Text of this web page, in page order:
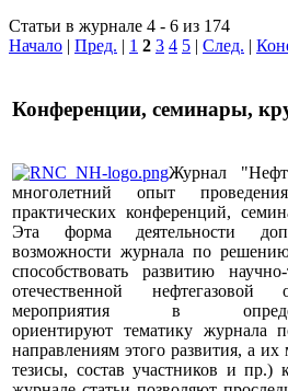
Статьи в журнале 4 - 6 из 174
Начало | Пред. | 1 2 3 4 5 | След. |
Конференции, семинары,
Журнал
многолетний опыт
практических конференций,
Эта форма деятельности
возможности журнала по
способствовать развитию
отечественной
мероприятия в
ориентируют тематику журнала
направлениям этого развития, а
тезисы, состав участников и пр.)